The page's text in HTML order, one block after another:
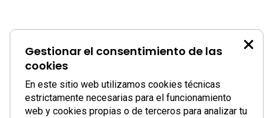
Gestionar el consentimiento de las
cookies
En este sitio web utilizamos cookies técnicas
estrictamente necesarias para el funcionamiento
web y cookies propias o de terceros para analizar tu